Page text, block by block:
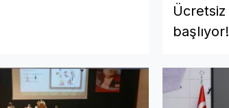
Ücretsiz
başlıyor!